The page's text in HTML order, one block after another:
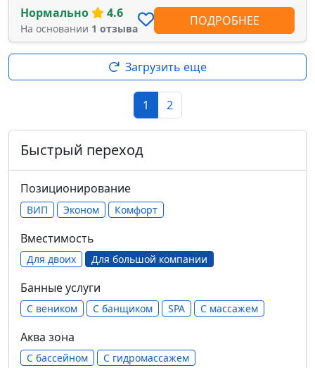
Нормально 4.6
На основании 1 отзыва
ПОДРОБНЕЕ
Загрузить еще
1 2
Быстрый переход
Позиционирование
ВИП Эконом Комфорт
Вместимость
Для двоих Для большой компании
Банные услуги
С веником С банщиком SPA С массажем
Аква зона
С бассейном
С гидромассажем